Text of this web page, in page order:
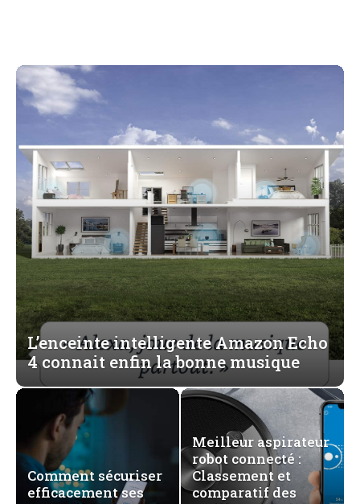
L’enceinte intelligente Amazon Echo
4 connait enfin la bonne musique
Comment sécuriser
efficacement ses
Meilleur aspirateur
robot connecté :
Classement et
comparatif des